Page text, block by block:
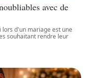
avec de
d'un mariage est une
souhaitant rendre leur